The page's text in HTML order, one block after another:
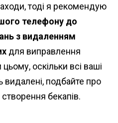
тоді я рекомендую
телефону до
з видаленням
для виправлення
оскільки всі ваші
видалені, подбайте про
бекапів.